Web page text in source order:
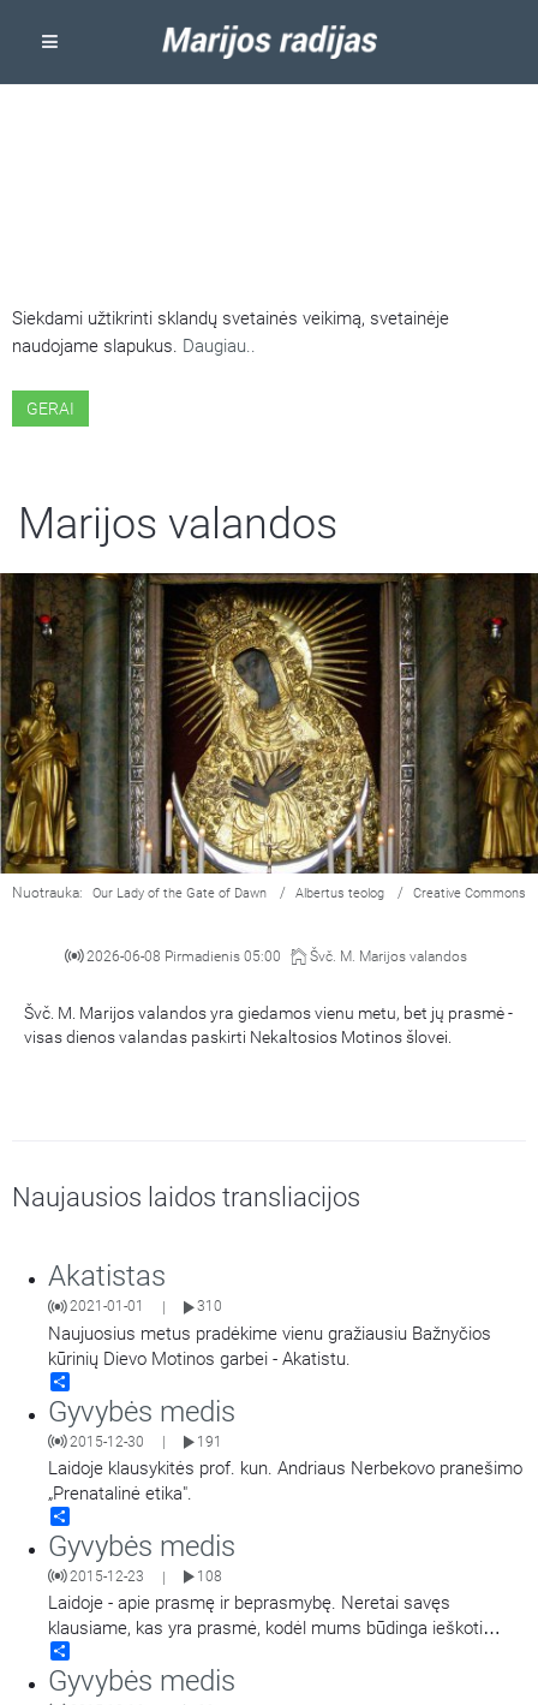
Siekdami užtikrinti sklandų svetainės veikimą, svetainėje
naudojame slapukus. Daugiau..
GERAI
Marijos valandos
Nuotrauka: Our Lady of the Gate of Dawn / Albertus teolog / Creative Commons
2026-06-08 Pirmadienis 05:00 Švč. M. Marijos valandos
Švč. M. Marijos valandos yra giedamos vienu metu, bet jų prasmė -
visas dienos valandas paskirti Nekaltosios Motinos šlovei.
Naujausios laidos transliacijos
Akatistas
2021-01-01 310
Naujuosius metus pradėkime vienu gražiausiu Bažnyčios
kūrinių Dievo Motinos garbei - Akatistu.
Gyvybės medis
2015-12-30 191
Laidoje klausykitės prof. kun. Andriaus Nerbekovo pranešimo
„Prenatalinė etika".
Gyvybės medis
2015-12-23 | 108
Laidoje - apie prasmę ir beprasmybę. Neretai savęs
klausiame, kas yra prasmė, kodėl mums būdinga ieškoti
prasmės savo gyvenime, kodėl patiriame beprasmybės
jausmus, - o gal tai irgi prasminga? Apie tai svarsto ir
Gyvybės medis